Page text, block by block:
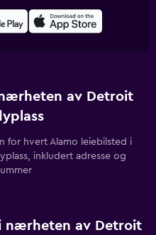
av Detroit
for hvert Alamo leiebilsted i
inkludert adresse og
nærheten av Detroit